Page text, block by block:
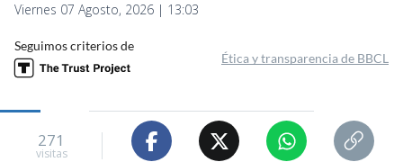
Viernes 07 Agosto, 2026 | 13:03
Seguimos criterios de
Ética y transparencia de BBCL
271
visitas